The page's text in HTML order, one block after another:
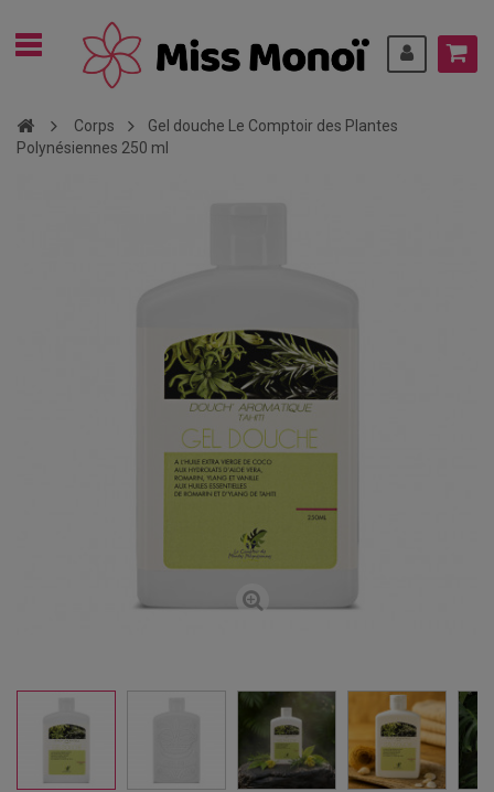
Corps
Gel douche Le Comptoir des Plantes
Polynésiennes 250 ml